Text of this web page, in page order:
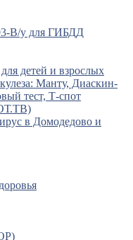
В/у для ГИБДД
детей и взрослых
Манту, Диаскин-
тест, Т-спот
в Домодедово и